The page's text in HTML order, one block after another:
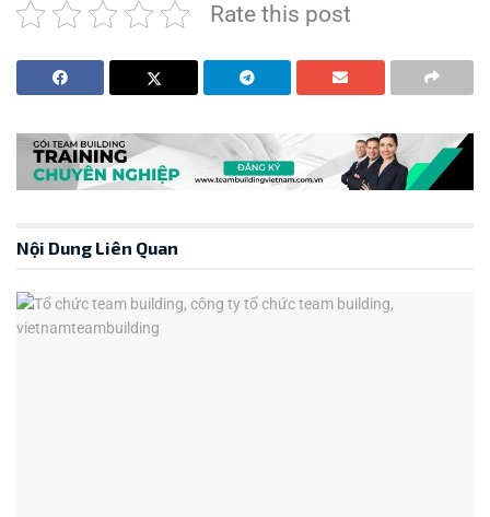
Rate this post
Nội Dung Liên Quan